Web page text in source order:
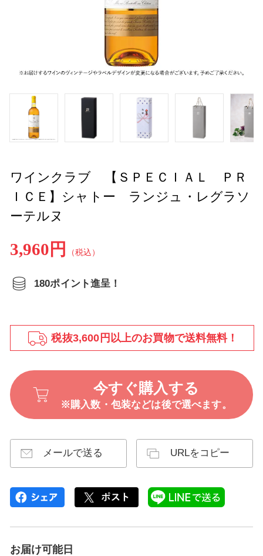
ワインクラブ 【ＳＰＥＣＩＡＬ ＰＲ
ＩＣＥ】シャトー ランジュ・レグラソ
ーテルヌ
3,960円 （税込）
180ポイント進呈！
税抜3,600円以上のお買物で送料無料！
今すぐ購入する
※購入数・包装などは後で選べます。
メールで送る URLをコピー
お届け可能日